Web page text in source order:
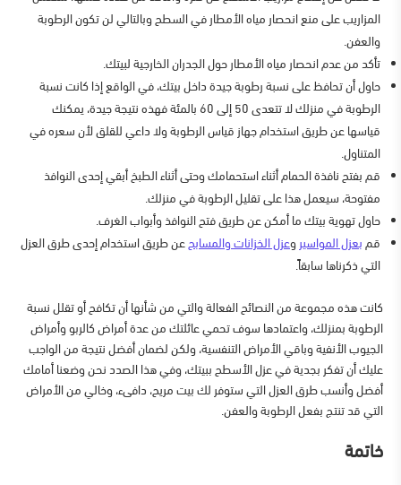
المزاريب على منع انحصار مياه الأمطار في السطح وبالتالي لن تكون الرطوبة
والعفن.
تأكد من عدم انحصار مياه الأمطار حول الجدران الخارجية لبيتك.
حاول أن تحافظ على نسبة رطوبة جيدة داخل بيتك، في الواقع إذا كانت نسبة
الرطوبة في منزلك لا تتعدى 50 إلى 60 بالمئة فهذه نتيجة جيدة، يمكنك
قياسها عن طريق استخدام جهاز قياس الرطوبة ولا داعي للقلق لأن سعره في
المتناول.
قم بفتح نافذة الحمام أثناء استحمامك وحتى أثناء الطبخ أبقي إحدى النوافذ
مفتوحة، سيعمل هذا على تقليل الرطوبة في منزلك.
حاول تهوية بيتك ما أمكن عن طريق فتح النوافذ وأبواب الغرف.
قمبعزل المواسيروعزل الخزانات والمسابحعن طريق استخدام إحدى طرق العزل
التي ذكرناها سابقاً.
كانت هذه مجموعة من النصائح الفعالة والتي من شأنها أن تكافح أو تقلل نسبة
الرطوبة بمنزلك، واعتمادها سوف تحمي عائلتك من عدة أمراض كالربو وأمراض
الجيوب الأنفية وباقي الأمراض التنفسية، ولكن لضمان أفضل نتيجة من الواجب
عليك أن تفكر بجدية في عزل الأسطح ببيتك، وفي هذا الصدد نحن وضعنا أمامك
أفضل وأنسب طرق العزل التي ستوفر لك بيت مريح، دافىء، وخالي من الأمراض
التي قد تنتج بفعل الرطوبة والعفن.
خاتمة